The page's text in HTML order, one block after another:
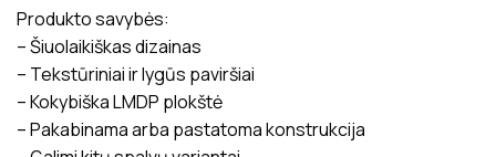
Produkto savybės:
– Šiuolaikiškas dizainas
– Tekstūriniai ir lygūs paviršiai
– Kokybiška LMDP plokštė
– Pakabinama arba pastatoma konstrukcija